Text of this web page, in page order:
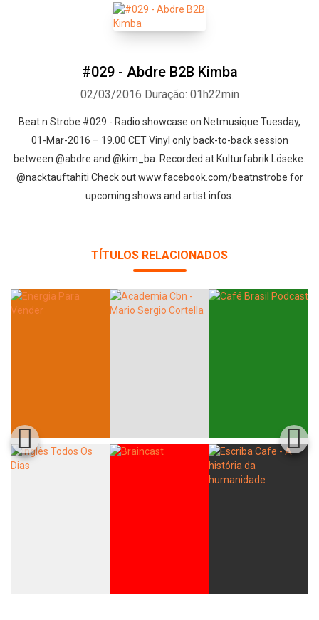
#029 - Abdre B2B Kimba
02/03/2016 Duração: 01h22min
Beat n Strobe #029 - Radio showcase on Netmusique Tuesday,
01-Mar-2016 – 19.00 CET Vinyl only back-to-back session
between @abdre and @kim_ba. Recorded at Kulturfabrik Löseke.
@nacktauftahiti Check out www.facebook.com/beatnstrobe for
upcoming shows and artist infos.
TÍTULOS RELACIONADOS
Whatsapp Facebook Twitter E-mail